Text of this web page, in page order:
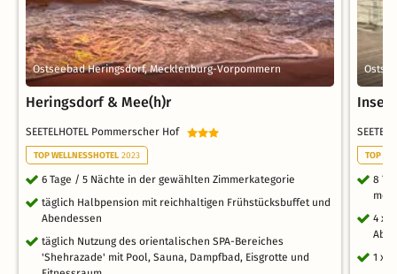
Ostseebad Heringsdorf, Mecklenburg-Vorpommern
Heringsdorf & Mee(h)r
SEETELHOTEL Pommerscher Hof
TOP WELLNESSHOTEL 2023
6 Tage / 5 Nächte in der gewählten Zimmerkategorie
täglich Halbpension mit reichhaltigen Frühstücksbuffet und
Abendessen
täglich Nutzung des orientalischen SPA-Bereiches
'Shehrazade' mit Pool, Sauna, Dampfbad, Eisgrotte und
TOP
8
4 x
1 x